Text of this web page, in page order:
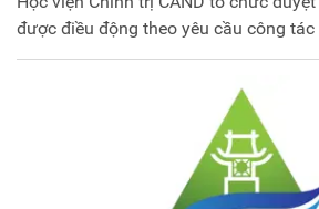
được điều động theo yêu cầu công tác